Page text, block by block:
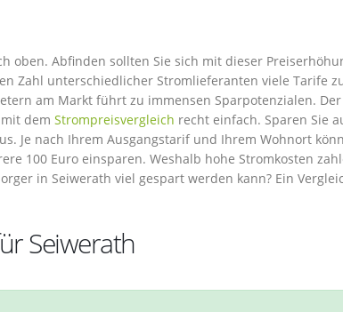
oben. Abfinden sollten Sie sich mit dieser
Zahl unterschiedlicher Stromlieferanten viele Tarife
am Markt führt zu immensen Sparpotenzialen. Der
dem Strompreisvergleich recht einfach. Sparen Sie
Je nach Ihrem Ausgangstarif und Ihrem Wohnort
100 Euro einsparen. Weshalb hohe Stromkosten
in Seiwerath viel gespart werden kann? Ein
Seiwerath